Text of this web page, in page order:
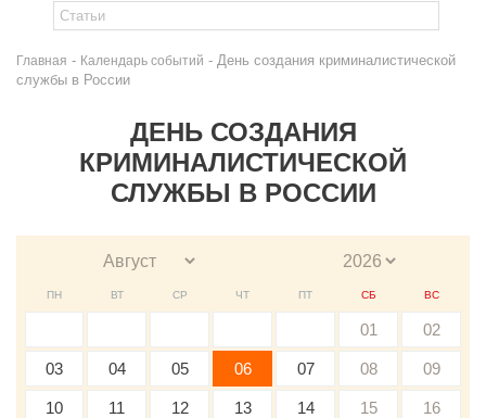
Главная - Календарь событий - День создания криминалистической
службы в России
ДЕНЬ СОЗДАНИЯ
КРИМИНАЛИСТИЧЕСКОЙ
СЛУЖБЫ В РОССИИ
ПН ВТ СР ЧТ ПТ СБ ВС
01 02
03 04 05 06 07 08 09
10 11 12 13 14 15 16